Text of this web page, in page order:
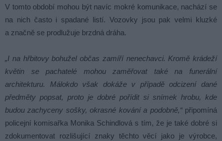
V tomto období mohou být navíc mokré komunikace, nachází se
na nich často i spadané listí. Vozovky jsou pak velmi kluzké
a značně se prodlužuje brzdná dráha.
„I na hřbitovy bohužel občas zamíří nenechavci. Kromě krádeží
květin se pachatelé mohou zaměřovat také na funerální
architekturu. Málokdo však dokáže v případě odcizení dané
předměty popsat, proto je dobré pořídit si snímek hrobu, kde
budou zachyceny sošky, okrasné kování a podobně,“připomíná
policejní komisařka Monika Schindlová s tím, že je také dobré si
zdokumentovat rozlišující znaky těchto věcí jako je výrobce,